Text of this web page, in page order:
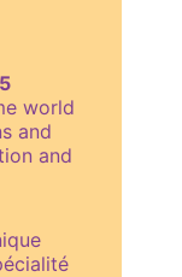
world
and
and